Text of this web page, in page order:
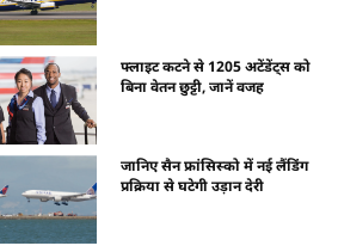
फ्लाइट कटने से 1205 अटेंडेंट्स को
बिना वेतन छुट्टी, जानें वजह
जानिए सैन फ्रांसिस्को में नई लैंडिंग
प्रक्रिया से घटेगी उड़ान देरी